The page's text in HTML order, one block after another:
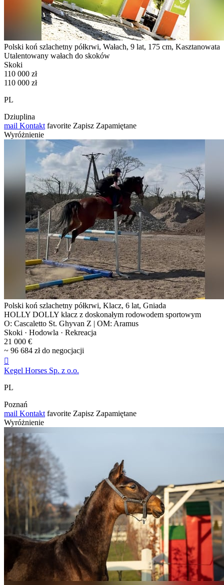
Polski koń szlachetny półkrwi, Wałach, 9 lat, 175 cm, Kasztanowata
Utalentowany wałach do skoków
Skoki
110 000 zł
110 000 zł
PL
Dziuplina
mail Kontakt favorite Zapisz Zapamiętane
Wyróżnienie
Polski koń szlachetny półkrwi, Klacz, 6 lat, Gniada
HOLLY DOLLY klacz z doskonałym rodowodem sportowym
O: Cascaletto St. Ghyvan Z | OM: Aramus
Skoki · Hodowla · Rekreacja
21 000 €
~ 96 684 zł do negocjacji

Kegel Horses Sp. z o.o.
PL
Poznań
mail Kontakt favorite Zapisz Zapamiętane
Wyróżnienie